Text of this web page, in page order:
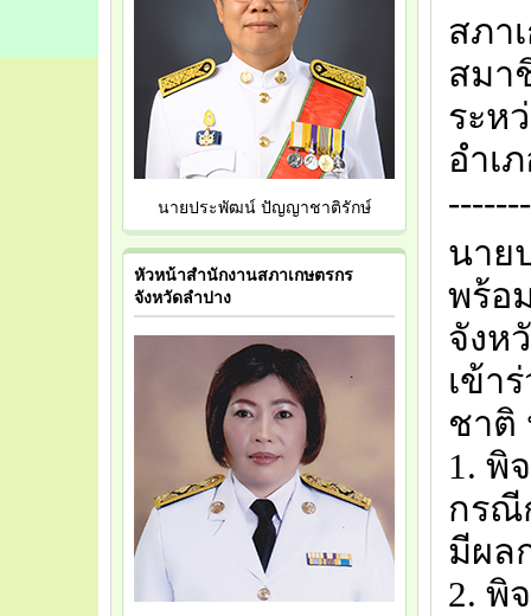
นายประพัฒน์ ปัญญาชาติรักษ์
หัวหน้าสำนักงานสภาเกษตรกร
จังหวัดลำปาง
สภา
สมา
ระห
อำเ
นาย
พร้อ
จังห
เข้า
ชาติ
1. พิ
กรณี
มีผล
2. พิ